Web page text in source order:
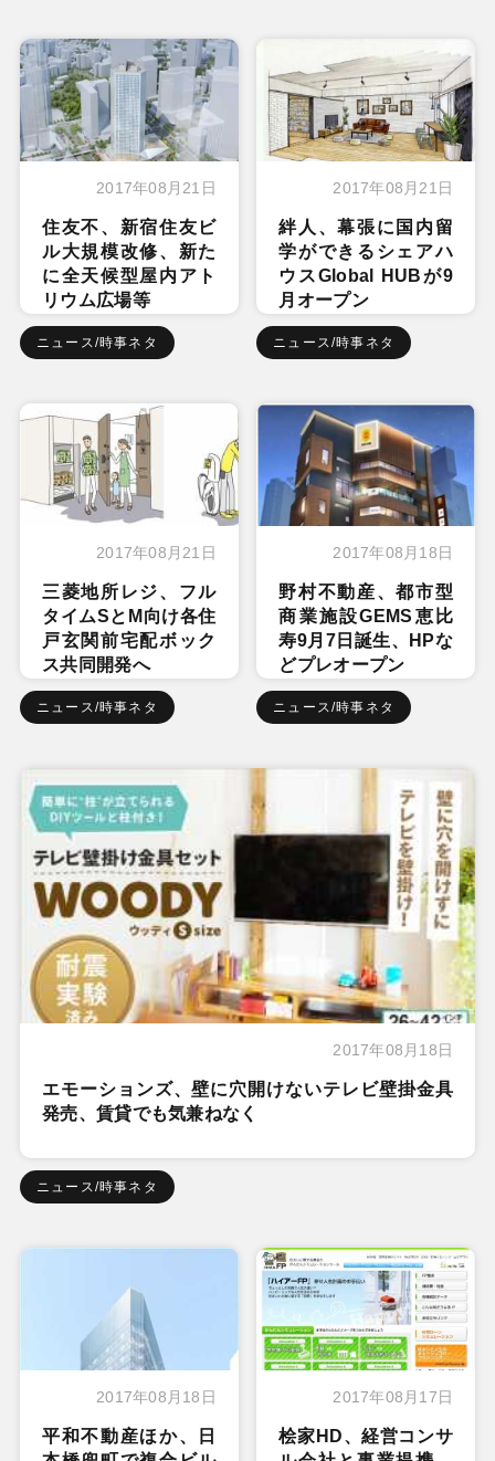
2017年08月21日
住友不、新宿住友ビ
ル大規模改修、新た
に全天候型屋内アト
リウム広場等
ニュース/時事ネタ
2017年08月21日
絆人、幕張に国内留
学ができるシェアハ
ウスGlobal HUBが9
月オープン
ニュース/時事ネタ
2017年08月21日
三菱地所レジ、フル
タイムSとM向け各住
戸玄関前宅配ボック
ス共同開発へ
ニュース/時事ネタ
2017年08月18日
野村不動産、都市型
商業施設GEMS恵比
寿9月7日誕生、HPな
どプレオープン
ニュース/時事ネタ
2017年08月18日
エモーションズ、壁に穴開けないテレビ壁掛金具
発売、賃貸でも気兼ねなく
ニュース/時事ネタ
2017年08月18日
平和不動産ほか、日
2017年08月17日
桧家HD、経営コンサ